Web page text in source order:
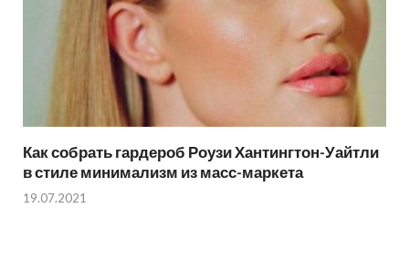
Как собрать гардероб Роузи Хантингтон-Уайтли
в стиле минимализм из масс-маркета
19.07.2021